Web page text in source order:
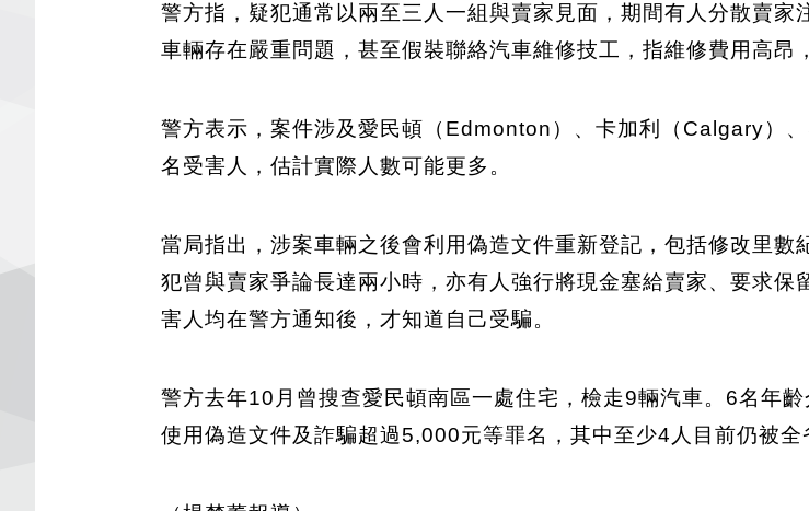
警方指，疑犯通常以兩至三人一組與賣家見面，期間有人分散賣
車輛存在嚴重問題，甚至假裝聯絡汽車維修技工，指維修費用高昂
警方表示，案件涉及愛民頓（Edmonton）、卡加利（Calgary）
名受害人，估計實際人數可能更多。
當局指出，涉案車輛之後會利用偽造文件重新登記，包括修改里
犯曾與賣家爭論長達兩小時，亦有人強行將現金塞給賣家、要求
害人均在警方通知後，才知道自己受騙。
警方去年10月曾搜查愛民頓南區一處住宅，檢走9輛汽車。6名年
使用偽造文件及詐騙超過5,000元等罪名，其中至少4人目前仍被全